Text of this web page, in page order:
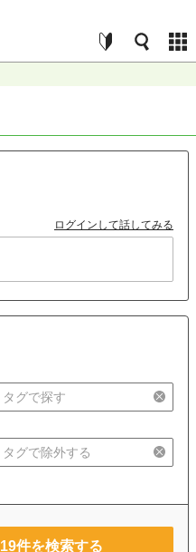
ログインして話してみる
19件を検索する